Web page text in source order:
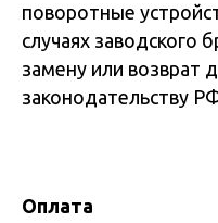
поворотные
случаях заводского
замену или возврат
законодательству
Оплата